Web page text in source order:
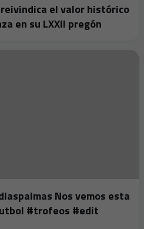
reivindica el valor histórico
en su LXXII pregón
Nos vemos esta